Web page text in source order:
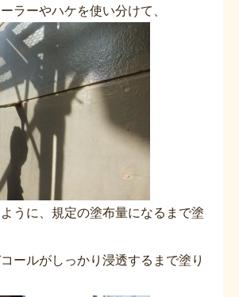
ラーやハケを使い分けて、
うに、規定の塗布量になるまで塗
ールがしっかり浸透するまで塗り